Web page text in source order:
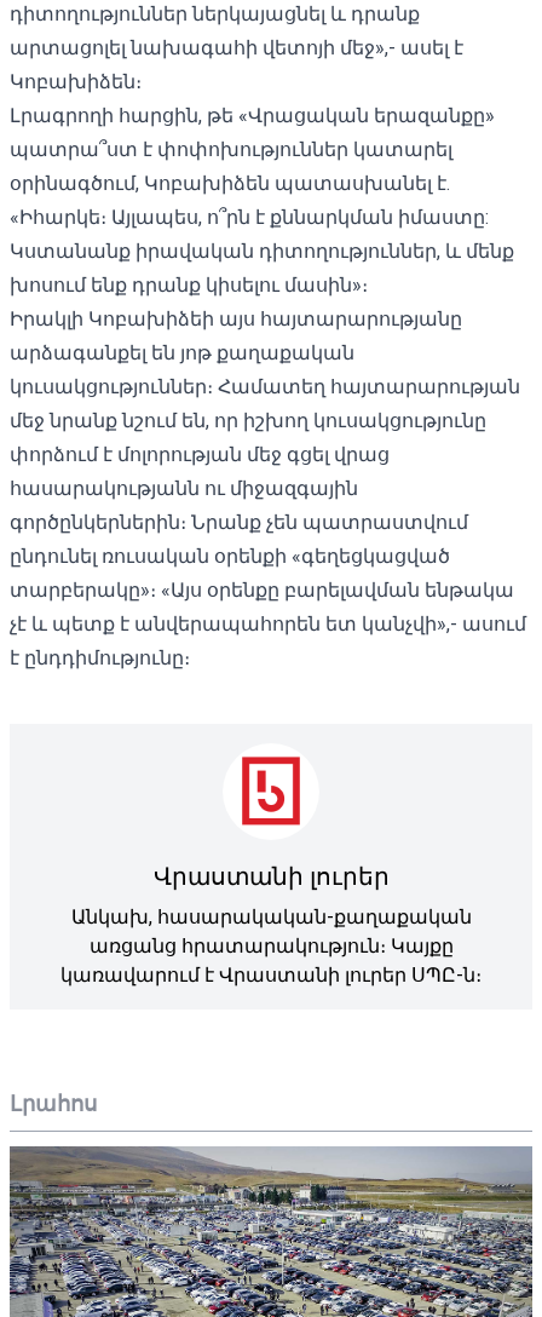
Լրահոս
դիտողություններ ներկայացնել և դրանք
արտացոլել նախագահի վետոյի մեջ»,- ասել է
Կոբախիձեն։
Լրագրողի հարցին, թե «Վրացական երազանքը»
պատրա՞ստ է փոփոխություններ կատարել
օրինագծում, Կոբախիձեն պատասխանել է.
«Իհարկե։ Այլապես, ո՞րն է քննարկման իմաստը:
Կստանանք իրավական դիտողություններ, և մենք
խոսում ենք դրանք կիսելու մասին»։
Իրակլի Կոբախիձեի այս հայտարարությանը
արձագանքել են յոթ քաղաքական
կուսակցություններ։ Համատեղ հայտարարության
մեջ նրանք նշում են, որ իշխող կուսակցությունը
փորձում է մոլորության մեջ գցել վրաց
հասարակությանն ու միջազգային
գործընկերներին։ Նրանք չեն պատրաստվում
ընդունել ռուսական օրենքի «գեղեցկացված
տարբերակը»։ «Այս օրենքը բարելավման ենթակա
չէ և պետք է անվերապահորեն ետ կանչվի»,- ասում
է ընդդիմությունը։
Վրաստանի լուրեր
Անկախ, հասարակական-քաղաքական
առցանց հրատարակություն։ Կայքը
կառավարում է Վրաստանի լուրեր ՍՊԸ-ն։